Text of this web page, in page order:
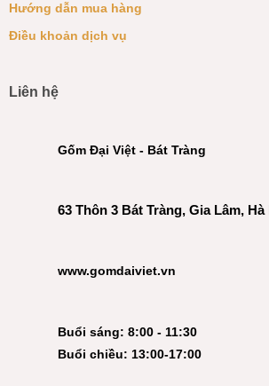
Hướng dẫn mua hàng
Điều khoản dịch vụ
Liên hệ
Gốm Đại Việt - Bát Tràng
63 Thôn 3 Bát Tràng, Gia Lâm, Hà
www.gomdaiviet.vn
Buổi sáng: 8:00 - 11:30
Buổi chiều: 13:00-17:00